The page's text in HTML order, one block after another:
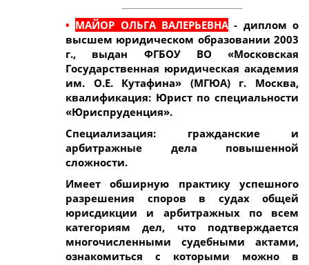
• МАЙОР ОЛЬГА ВАЛЕРЬЕВНА - диплом о
высшем юридическом образовании 2003
г., выдан ФГБОУ ВО «Московская
Государственная юридическая академия
им. О.Е. Кутафина» (МГЮА) г. Москва,
квалификация: Юрист по специальности
«Юриспруденция».
Специализация: гражданские и
арбитражные дела повышенной
сложности.
Имеет обширную практику успешного
разрешения споров в судах общей
юрисдикции и арбитражных по всем
категориям дел, что подтверждается
многочисленными судебными актами,
ознакомиться с которыми можно в